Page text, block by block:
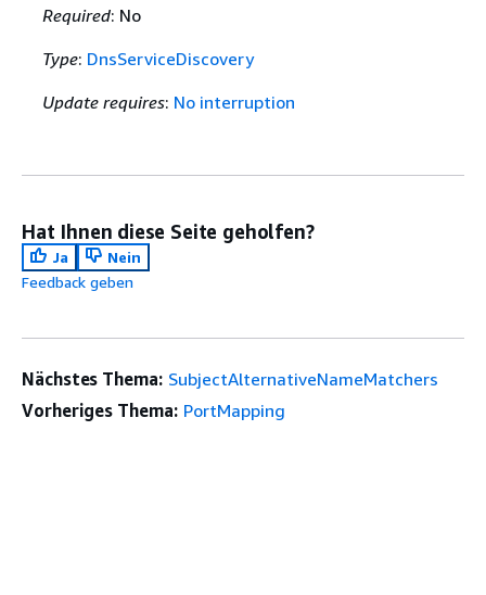
Required: No
Type: DnsServiceDiscovery
Update requires: No interruption
Hat Ihnen diese Seite geholfen?
Ja
Nein
Feedback geben
Nächstes Thema: SubjectAlternativeNameMatchers
Vorheriges Thema: PortMapping